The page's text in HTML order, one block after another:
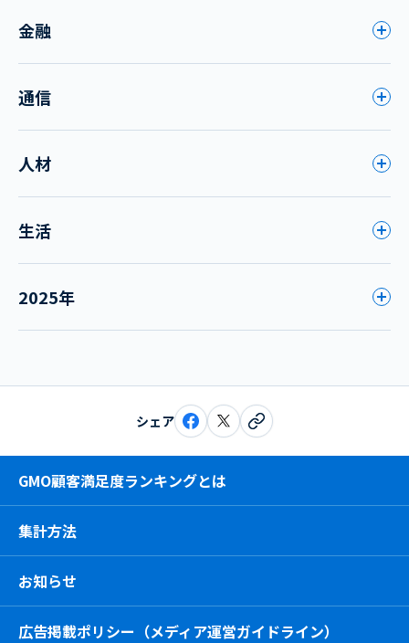
金融
通信
人材
生活
2025年
シェア
GMO顧客満足度ランキングとは
集計方法
お知らせ
広告掲載ポリシー（メディア運営ガイドライン）